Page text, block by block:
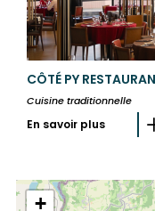
CÔTÉ PY
Cuisine traditionnelle
En savoir plus
+